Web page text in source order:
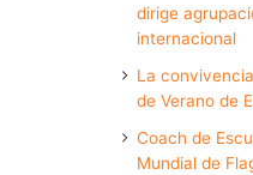
dirige
internacional
La
de Verano de
Coach de
Mundial de